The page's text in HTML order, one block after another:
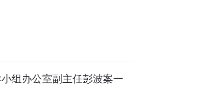
组办公室副主任彭波案一